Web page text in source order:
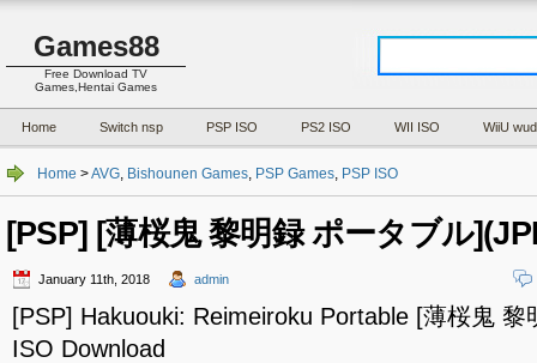
Games88
Free Download TV
Games,Hentai Games
Home Switch nsp PSP ISO PS2 ISO WII ISO WiiU wud
Home >AVG, Bishounen Games, PSP Games, PSP ISO
[PSP] [薄桜鬼 黎明録 ポータブル
January 11th, 2018 admin
[PSP] Hakuouki: Reimeiroku Portable [薄桜鬼
ISO Download